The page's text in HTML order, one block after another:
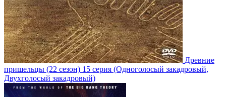
Древние
пришельцы (22 сезон) 15 серия (Одноголосый закадровый,
Двухголосый закадровый)